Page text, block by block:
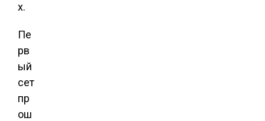
х.
Пе
рв
ый
сет
пр
ош